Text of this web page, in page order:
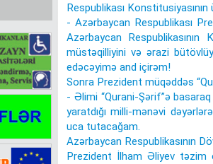
Respublikası
- Azərbaycan Respublikası
Azərbaycan
müstəqilliyini və ərazi
edəcəyimə and içirəm!
Sonra Prezident müqəddəs
- Əlimi “Qurani-Şərif”ə
yaratdığı milli-mənəvi
uca tutacağam.
Azərbaycan Respublikasının
Prezident İlham Əliyev təzim